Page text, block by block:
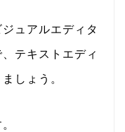
ュアルエディタ
テキストエディ
しょう。